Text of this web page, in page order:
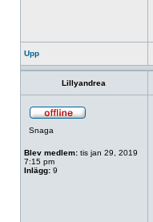
Upp
Lillyandrea
Snaga
Blev medlem: tis jan 29, 2019
7:15 pm
Inlägg: 9